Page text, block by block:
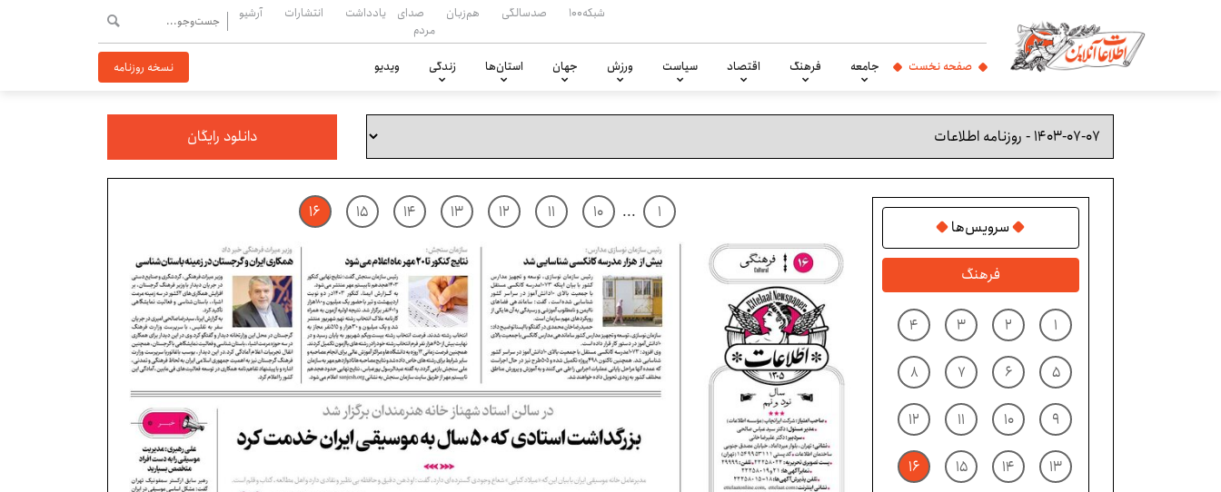
شبکه۱۰۰ صدسالگی هم‌زبان
صدای
مردم
یادداشت انتشارات آرشیو
صفحه نخست جامعه فرهنگ اقتصاد سیاست ورزش جهان استان‌ها زندگی ویدیو نسخه روزنامه
دانلود رایگان
سرویس‌ها
فرهنگ
۱ ۲ ۳ ۴
۵ ۶ ۷ ۸
۹ ۱۰ ۱۱ ۱۲
۱۳ ۱۴ ۱۵ ۱۶
۱ ... ۱۰ ۱۱ ۱۲ ۱۳ ۱۴ ۱۵ ۱۶